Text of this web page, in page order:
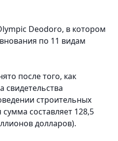
Deodoro, в котором
по 11 видам
после того, как
свидетельства
строительных
составляет 128,5
долларов).